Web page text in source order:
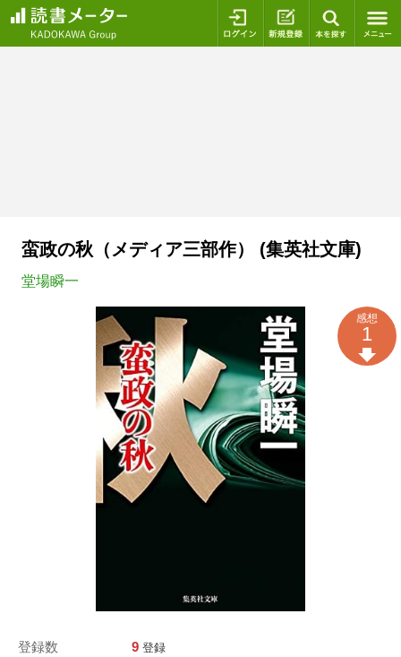
ログイン 新規登録
蛮政の秋（メディア三部作） (集英社文庫)
堂場瞬一
登録数 9 登録
感想
1